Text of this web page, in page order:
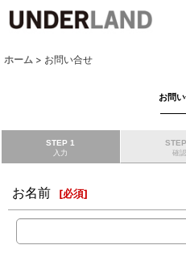
ホーム > お問い合せ
お問
STEP 1
入力
確認
お名前 [必須]